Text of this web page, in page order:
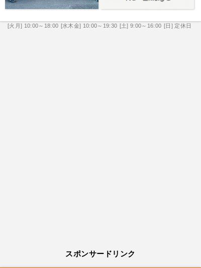
[火月] 10:00～18:00 [水木金] 10:00～19:30 [土] 9:00～16:00 [日] 定休日
スポンサードリンク